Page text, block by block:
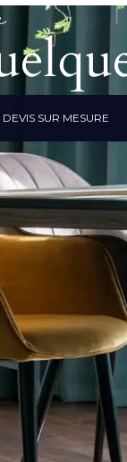
DEVIS SUR MESURE